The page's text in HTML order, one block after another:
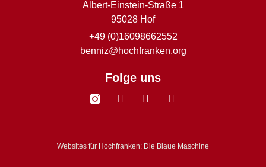
Albert-Einstein-Straße 1
95028 Hof
+49 (0)16098662552
benniz@hochfranken.org
Folge uns
Websites für Hochfranken: Die Blaue Maschine